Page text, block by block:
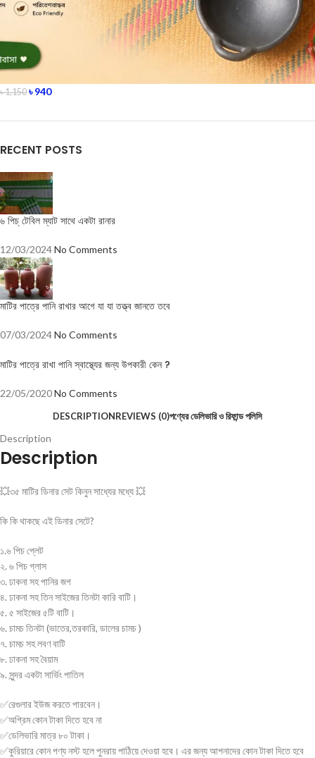
৳1,150 ৳940
RECENT POSTS
৬ পিচ্ টেবিল ম্যাট সাথে একটা রানার
12/03/2024No Comments
মাটির পাত্রে পানি রাখার আগে যা যা তত্ত্ব জানতে তবে
07/03/2024No Comments
মাটির পাত্রে রাখা পানি স্বাস্থ্যের জন্য উপকারী কেন ?
22/05/2020No Comments
DESCRIPTIONREVIEWS (0)পণ্যের ডেলিভারি ও রিফান্ড পলিসি
Description
Description
💥৩৫ মাটির ডিনার সেট কিনুন সাধ্যের মধ্যে 💥
কি কি থাকছে এই ডিনার সেটে?
১.৬ পিচ প্লেট
২. ৬ পিচ গ্লাস
৩. ঢাকনা সহ পানির জগ
৪. ঢাকনা সহ তিন সাইজের তিনটা কারি বাটি।
৫. ৫ সাইজের ৫টি বাটি।
৬. চামচ তিনটা (ভাতের,তরকারি, ডালের চামচ )
৭. চামচ সহ লবণ বাটি
৮. ঢাকনা সহ বৈয়াম
৯. সুন্দর একটা সার্ভিং পাতিল
✅রেগুলার ইউজ করতে পারবেন।
✅অগ্রিম কোন টাকা দিতে হবে না
✅ডেলিভারি মাত্র ৮০ টাকা।
✅কুরিয়ারে কোন পণ্য নস্ট হলে পুনরায় পাঠিয়ে দেওয়া হবে। এর জন্য আপনাদের কোন টাকা দিতে হবে